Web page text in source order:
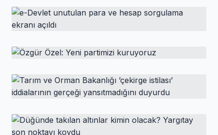
e-Devlet unutulan para ve
TCMB tarafından geliştirilen yeni e-Devlet hizmetiyle
vatandaşlar, adlarına kayıtlı tüm ödeme ve elektronik
görüntüleyebilecek.
Özgür Özel: Yeni partimizi kuruyoruz
Tarım ve Orman Bakanlığı ’çekirge istilası’
iddialarının gerçeği yansıtmadığını duyurdu